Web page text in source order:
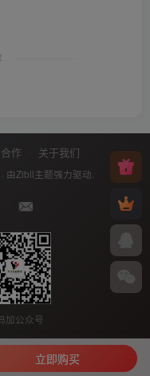
作 关于我们
· 由Zibll主题强力驱动.
加公众号
立即购买